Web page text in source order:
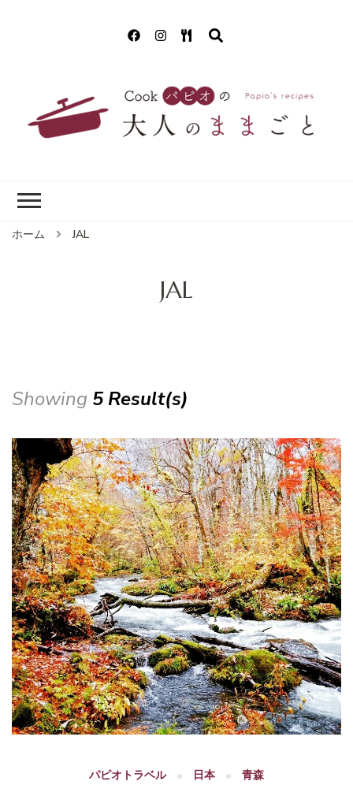
ホーム JAL
JAL
Showing 5 Result(s)
パピオトラベル 日本 青森